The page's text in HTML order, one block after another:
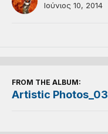
Ιούνιος 10, 2014
FROM THE ALBUM:
Artistic Photos_03